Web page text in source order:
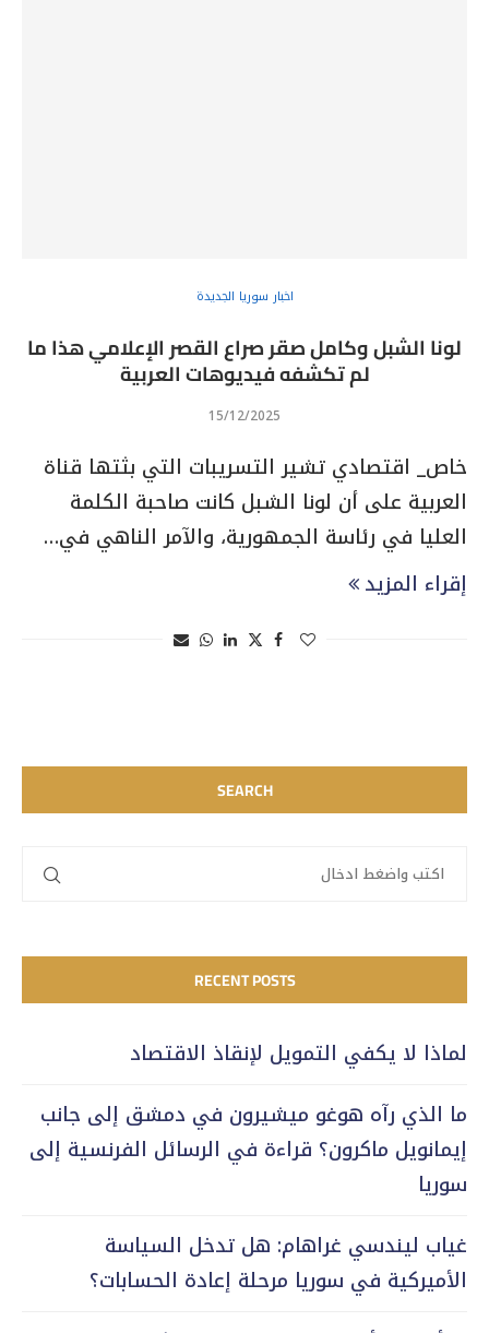
اخبار سوريا الجديدة
لونا الشبل وكامل صقر صراع القصر الإعلامي هذا ما
لم تكشفه فيديوهات العربية
15/12/2025
خاص_ اقتصادي تشير التسريبات التي بثتها قناة
العربية على أن لونا الشبل كانت صاحبة الكلمة
العليا في رئاسة الجمهورية، والآمر الناهي في…
إقراء المزيد
SEARCH
RECENT POSTS
لماذا لا يكفي التمويل لإنقاذ الاقتصاد
ما الذي رآه هوغو ميشيرون في دمشق إلى جانب
إيمانويل ماكرون؟ قراءة في الرسائل الفرنسية إلى
سوريا
غياب ليندسي غراهام: هل تدخل السياسة
الأميركية في سوريا مرحلة إعادة الحسابات؟